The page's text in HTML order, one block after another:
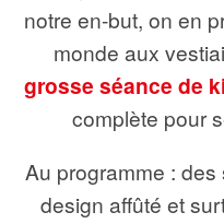
notre en-but, on en
monde aux
grosse séance de
complète pour
Au programme :
design affûté et